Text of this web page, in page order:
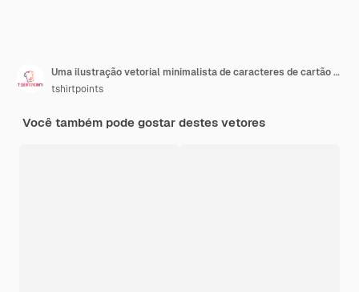
Uma ilustração vetorial minimalista de caracteres de cartão 73
tshirtpoints
Você também pode gostar destes vetores